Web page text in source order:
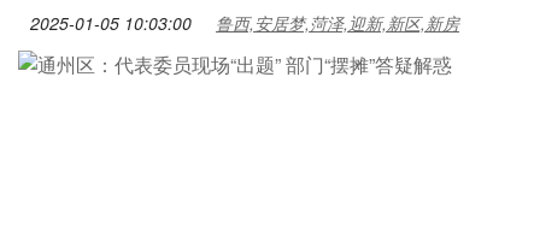
2025-01-05 10:03:00 鲁西,安居梦,菏泽,迎新,新区,新房